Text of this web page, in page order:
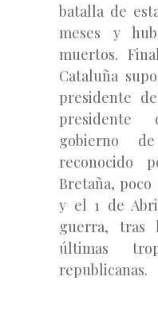
batalla de
meses y
muertos.
Cataluña
presidente
gobierno
reconocido
Bretaña, poco
y el 1 de
guerra, tras
últimas
republicanas.